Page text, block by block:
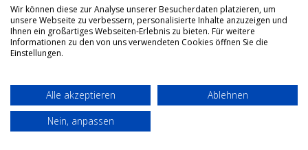
Wir können diese zur Analyse unserer Besucherdaten platzieren, um
unsere Webseite zu verbessern, personalisierte Inhalte anzuzeigen und
Ihnen ein großartiges Webseiten-Erlebnis zu bieten. Für weitere
Informationen zu den von uns verwendeten Cookies öffnen Sie die
Einstellungen.
Alle akzeptieren
Ablehnen
Nein, anpassen